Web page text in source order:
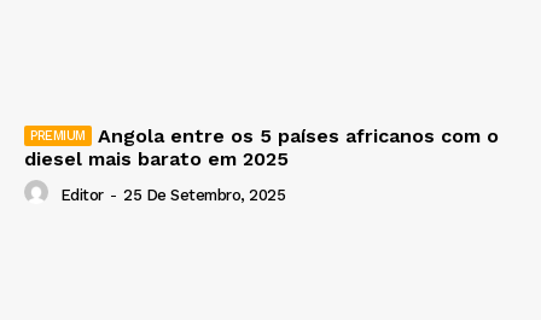
Angola entre os 5 países africanos com o
diesel mais barato em 2025
Editor - 25 De Setembro, 2025